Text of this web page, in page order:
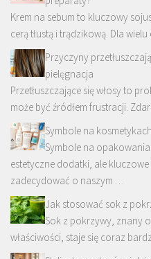
Krem na sebum to kluczowy
cerą tłustą i trądzikową. Dla
Przyczyny
pielęgnacja
Przetłuszczające się włosy to
może być źródłem frustracji.
Symbole na
Symbole na
estetyczne dodatki, ale
zadecydować o naszym …
Jak stosować sok z
Sok z pokrzywy, znany
właściwości, staje się coraz